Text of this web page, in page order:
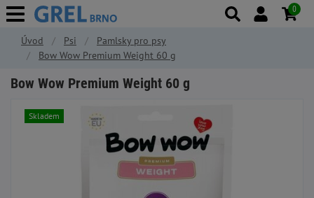
Úvod Psi
Pamlsky pro psy
Bow Wow Premium Weight 60 g
Bow Wow Premium Weight 60 g
Skladem
0